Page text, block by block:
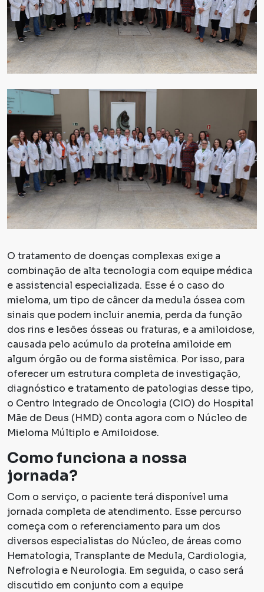
O tratamento de doenças complexas exige a
combinação de alta tecnologia com equipe médica
e assistencial especializada. Esse é o caso do
mieloma, um tipo de câncer da medula óssea com
sinais que podem incluir anemia, perda da função
dos rins e lesões ósseas ou fraturas, e a amiloidose,
causada pelo acúmulo da proteína amiloide em
algum órgão ou de forma sistêmica. Por isso, para
oferecer um estrutura completa de investigação,
diagnóstico e tratamento de patologias desse tipo,
o Centro Integrado de Oncologia (CIO) do Hospital
Mãe de Deus (HMD) conta agora com o Núcleo de
Mieloma Múltiplo e Amiloidose.
Como funciona a nossa
jornada?
Com o serviço, o paciente terá disponível uma
jornada completa de atendimento. Esse percurso
começa com o referenciamento para um dos
diversos especialistas do Núcleo, de áreas como
Hematologia, Transplante de Medula, Cardiologia,
Nefrologia e Neurologia. Em seguida, o caso será
discutido em conjunto com a equipe